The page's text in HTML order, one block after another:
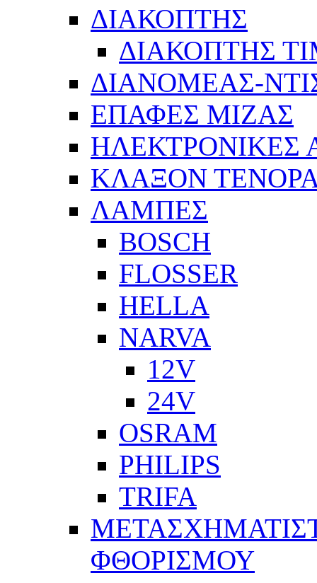
ΔΙΑΚΟΠΤΗΣ
ΔΙΑΚΟΠΤΗΣ
ΔΙΑΝΟΜΕΑΣ-
ΕΠΑΦΕΣ ΜΙΖΑΣ
ΗΛΕΚΤΡΟΝΙΚΕΣ
ΚΛΑΞΟΝ
ΛΑΜΠΕΣ
BOSCH
FLOSSER
HELLA
NARVA
12V
24V
OSRAM
PHILIPS
TRIFA
ΦΘΟΡΙΣΜΟΥ